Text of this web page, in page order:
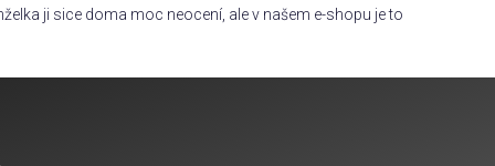
ji sice doma moc neocení, ale v našem e-shopu je to